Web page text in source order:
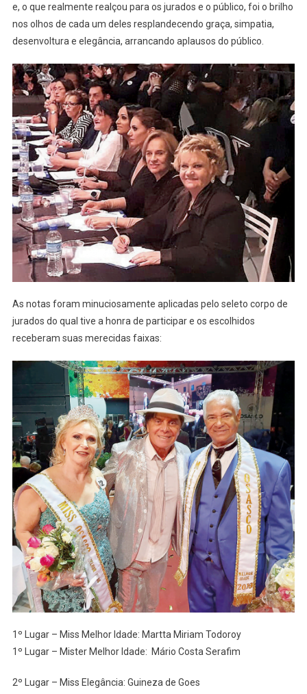
e, o que realmente realçou para os jurados e o público, foi o brilho
nos olhos de cada um deles resplandecendo graça, simpatia,
desenvoltura e elegância, arrancando aplausos do público.
As notas foram minuciosamente aplicadas pelo seleto corpo de
jurados do qual tive a honra de participar e os escolhidos
receberam suas merecidas faixas:
1º Lugar – Miss Melhor Idade: Martta Miriam Todoroy
1º Lugar – Mister Melhor Idade: Mário Costa Serafim
2º Lugar – Miss Elegância: Guineza de Goes